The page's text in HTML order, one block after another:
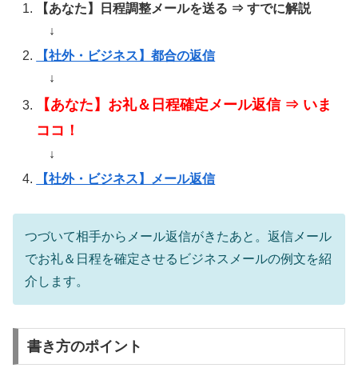
【あなた】日程調整メールを送る ⇒ すでに解説
↓
【社外・ビジネス】都合の返信
↓
【あなた】お礼＆日程確定メール返信 ⇒ いま
ココ！
↓
【社外・ビジネス】メール返信
つづいて相手からメール返信がきたあと。返信メール
でお礼＆日程を確定させるビジネスメールの例文を紹
介します。
書き方のポイント